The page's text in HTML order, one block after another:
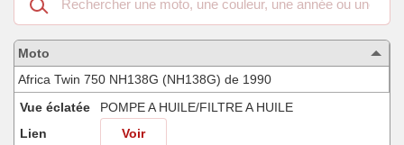
dans
les
motos
compatibles
Moto
Africa Twin 750 NH138G (NH138G) de 1990
Vue éclatée
POMPE A HUILE/FILTRE A HUILE
Lien
Voir